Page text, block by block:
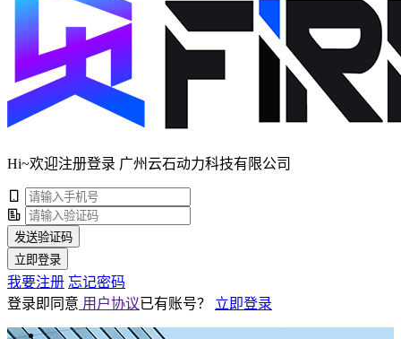
Hi~欢迎注册登录 广州云石动力科技有限公司
发送验证码
立即登录
我要注册 忘记密码
登录即同意 用户协议已有账号？ 立即登录